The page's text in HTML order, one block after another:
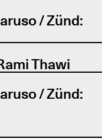
/ Zünd:
Thawi
/ Zünd: